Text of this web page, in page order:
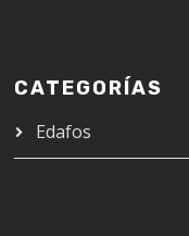
CATEGORÍAS
Edafos